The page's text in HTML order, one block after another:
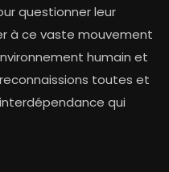
questionner leur
à ce vaste mouvement
humain et
toutes et
qui